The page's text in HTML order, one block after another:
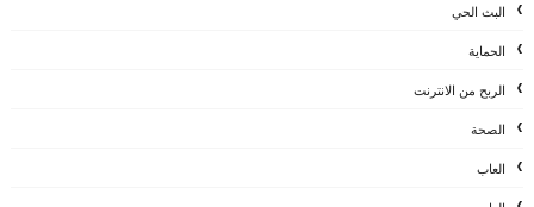
البث الحي
الحماية
الربح من الانترنت
الصحة
العاب